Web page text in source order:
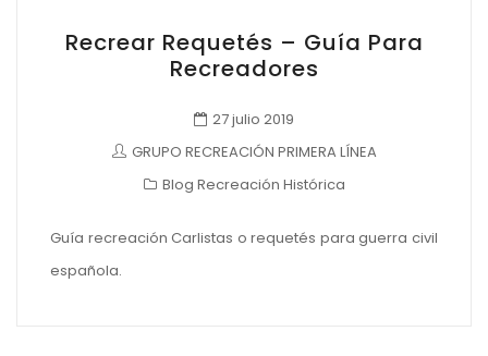
Recrear Requetés – Guía Para
Recreadores
27 julio 2019
GRUPO RECREACIÓN PRIMERA LÍNEA
Blog Recreación Histórica
Guía recreación Carlistas o requetés para guerra civil
española.